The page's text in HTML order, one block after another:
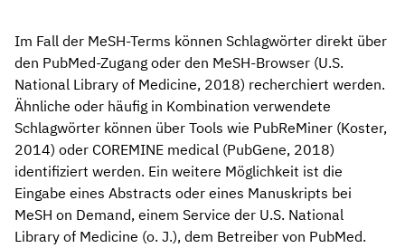
Im Fall der MeSH-Terms können Schlagwörter direkt über
den PubMed-Zugang oder den MeSH-Browser (U.S.
National Library of Medicine, 2018) recherchiert werden.
Ähnliche oder häufig in Kombination verwendete
Schlagwörter können über Tools wie PubReMiner (Koster,
2014) oder COREMINE medical (PubGene, 2018)
identifiziert werden. Ein weitere Möglichkeit ist die
Eingabe eines Abstracts oder eines Manuskripts bei
MeSH on Demand, einem Service der U.S. National
Library of Medicine (o. J.), dem Betreiber von PubMed.